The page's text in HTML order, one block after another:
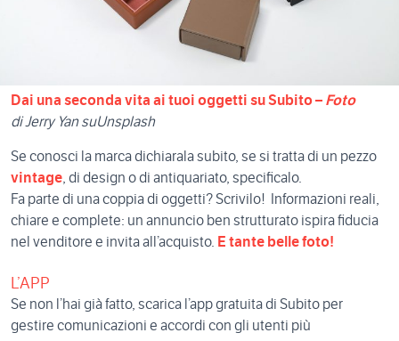
Dai una seconda vita ai tuoi oggetti su Subito – Foto
di Jerry Yan suUnsplash
Se conosci la marca dichiarala subito, se si tratta di un pezzo
vintage , di design o di antiquariato, specificalo.
Fa parte di una coppia di oggetti? Scrivilo! Informazioni reali,
chiare e complete: un annuncio ben strutturato ispira fiducia
nel venditore e invita all’acquisto. E tante belle foto!
L’APP
Se non l’hai già fatto, scarica l’app gratuita di Subito per
gestire comunicazioni e accordi con gli utenti più